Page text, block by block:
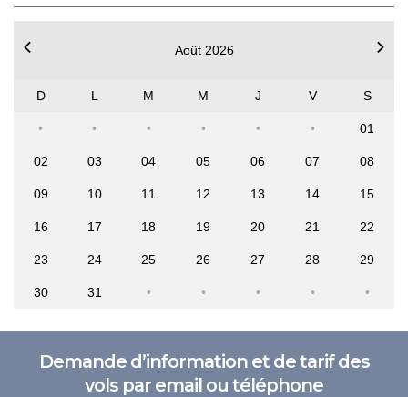
Août 2026
D L M M J V S
01
02 03 04 05 06 07 08
09 10 11 12 13 14 15
16 17 18 19 20 21 22
23 24 25 26 27 28 29
30 31
Demande d’information et de tarif des
vols par email ou téléphone